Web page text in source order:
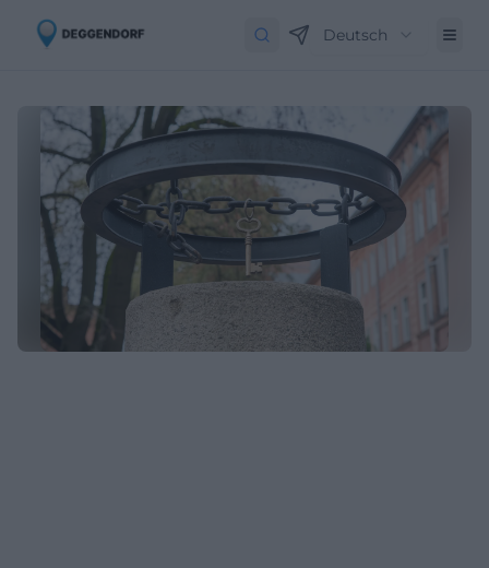
Deutsch